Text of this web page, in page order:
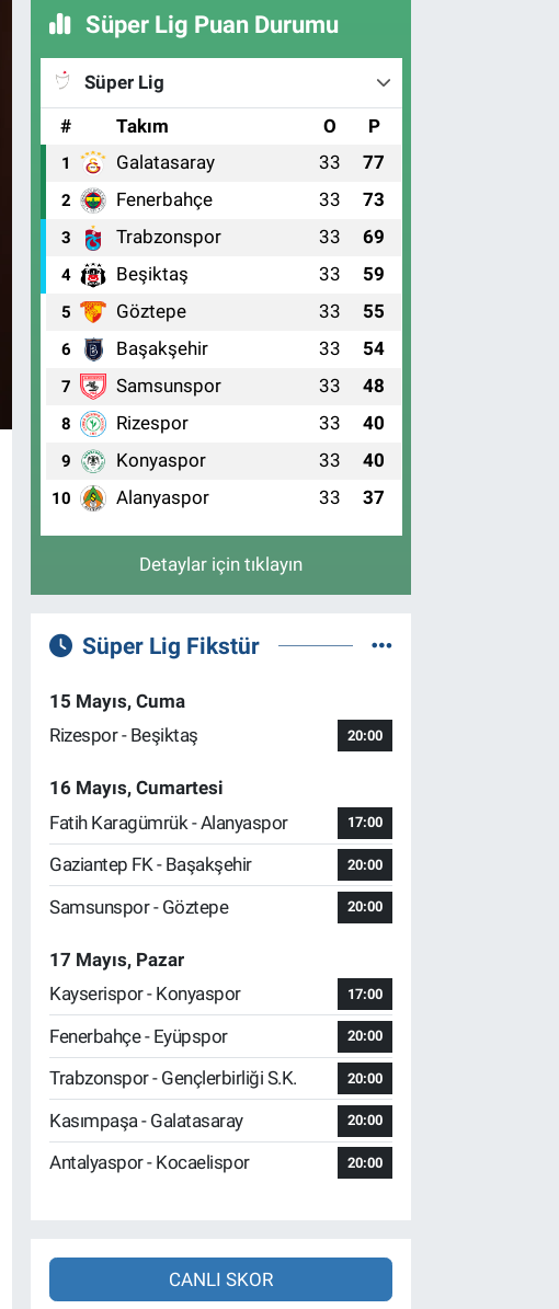
Süper Lig Puan Durumu
Süper Lig
#
Takım O P
1 Galatasaray 33 77
2 Fenerbahçe 33 73
3 Trabzonspor 33 69
4 Beşiktaş 33 59
5 Göztepe 33 55
6 Başakşehir 33 54
7 Samsunspor 33 48
8 Rizespor 33 40
9 Konyaspor 33 40
10 Alanyaspor 33 37
Detaylar için tıklayın
Süper Lig Fikstür
15 Mayıs, Cuma
Rizespor - Beşiktaş
20:00
16 Mayıs, Cumartesi
Fatih Karagümrük - Alanyaspor
17:00
Gaziantep FK - Başakşehir 20:00
Samsunspor - Göztepe 20:00
17 Mayıs, Pazar
Kayserispor - Konyaspor
17:00
Fenerbahçe - Eyüpspor 20:00
Trabzonspor - Gençlerbirliği S.K. 20:00
Kasımpaşa - Galatasaray 20:00
Antalyaspor - Kocaelispor 20:00
CANLI SKOR